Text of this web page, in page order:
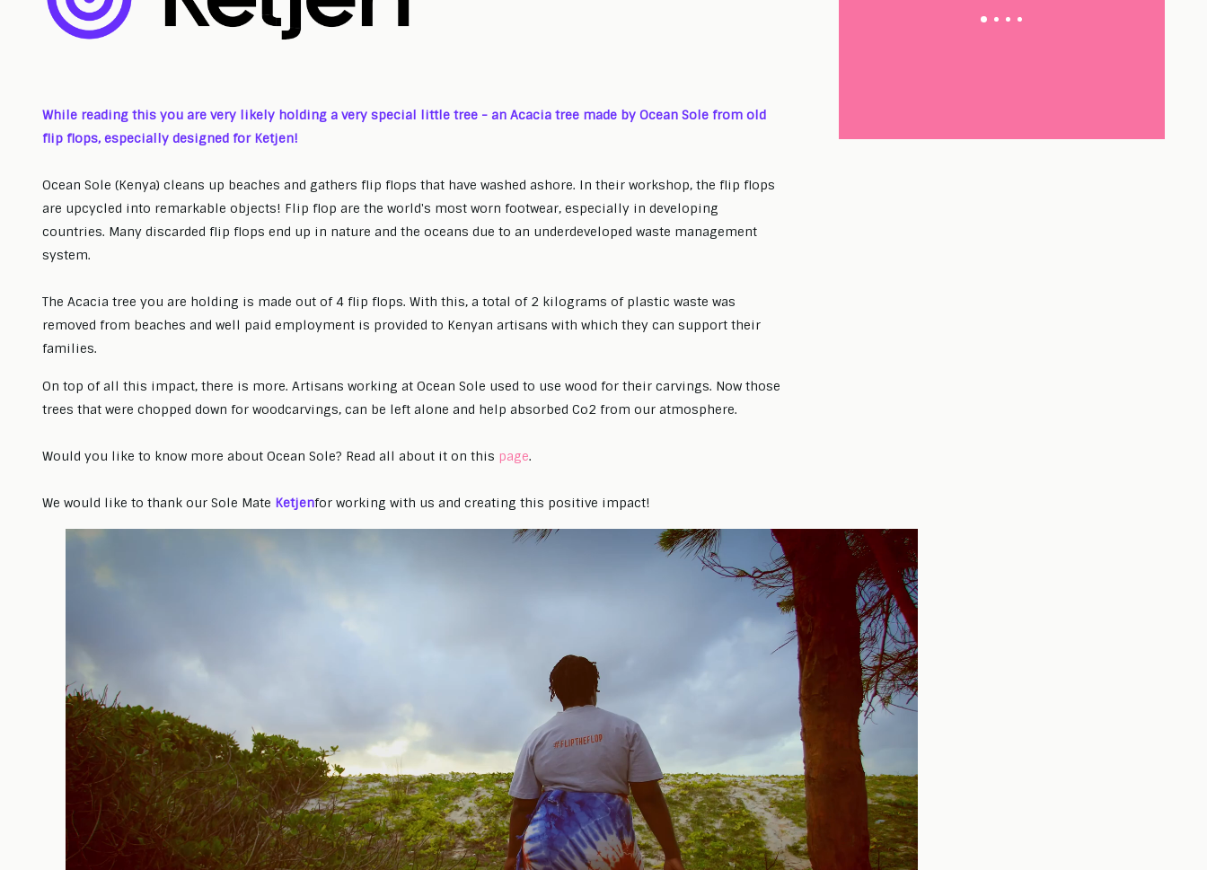
While reading this you are very likely holding a very special little tree - an Acacia tree made by Ocean Sole from old
flip flops, especially designed for Ketjen!
Ocean Sole (Kenya) cleans up beaches and gathers flip flops that have washed ashore. In their workshop, the flip flops
are upcycled into remarkable objects! Flip flop are the world's most worn footwear, especially in developing
countries. Many discarded flip flops end up in nature and the oceans due to an underdeveloped waste management
system.
The Acacia tree you are holding is made out of 4 flip flops. With this, a total of 2 kilograms of plastic waste was
removed from beaches and well paid employment is provided to Kenyan artisans with which they can support their
families.
On top of all this impact, there is more. Artisans working at Ocean Sole used to use wood for their carvings. Now those
trees that were chopped down for woodcarvings, can be left alone and help absorbed Co2 from our atmosphere.
Would you like to know more about Ocean Sole? Read all about it on this page.
We would like to thank our Sole Mate Ketjenfor working with us and creating this positive impact!